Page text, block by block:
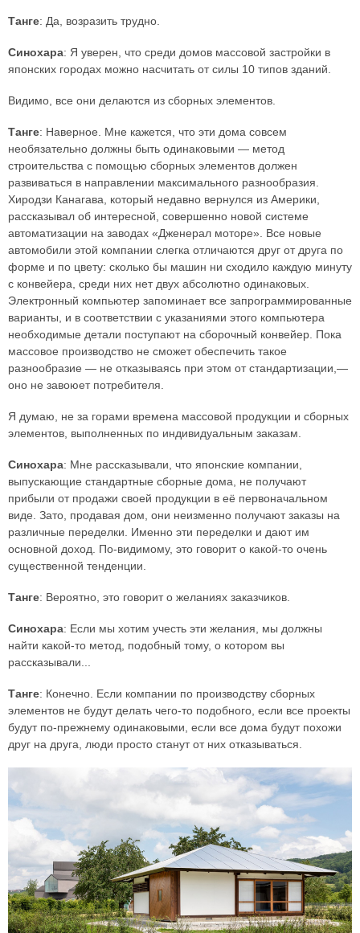
Танге: Да, возразить трудно.
Синохара: Я уверен, что среди домов массовой застройки в
японских городах можно насчитать от силы 10 типов зданий.
Видимо, все они делаются из сборных элементов.
Танге: Наверное. Мне кажется, что эти дома совсем
необязательно должны быть одинаковыми — метод
строительства с помощью сборных элементов должен
развиваться в направлении максимального разнообразия.
Хиродзи Канагава, который недавно вернулся из Америки,
рассказывал об интересной, совершенно новой системе
автоматизации на заводах «Дженерал моторе». Все новые
автомобили этой компании слегка отличаются друг от друга по
форме и по цвету: сколько бы машин ни сходило каждую минуту
с конвейера, среди них нет двух абсолютно одинаковых.
Электронный компьютер запоминает все запрограммированные
варианты, и в соответствии с указаниями этого компьютера
необходимые детали поступают на сборочный конвейер. Пока
массовое производство не сможет обеспечить такое
разнообразие — не отказываясь при этом от стандартизации,—
оно не завоюет потребителя.
Я думаю, не за горами времена массовой продукции и сборных
элементов, выполненных по индивидуальным заказам.
Синохара: Мне рассказывали, что японские компании,
выпускающие стандартные сборные дома, не получают
прибыли от продажи своей продукции в её первоначальном
виде. Зато, продавая дом, они неизменно получают заказы на
различные переделки. Именно эти переделки и дают им
основной доход. По-видимому, это говорит о какой-то очень
существенной тенденции.
Танге: Вероятно, это говорит о желаниях заказчиков.
Синохара: Если мы хотим учесть эти желания, мы должны
найти какой-то метод, подобный тому, о котором вы
рассказывали...
Танге: Конечно. Если компании по производству сборных
элементов не будут делать чего-то подобного, если все проекты
будут по-прежнему одинаковыми, если все дома будут похожи
друг на друга, люди просто станут от них отказываться.